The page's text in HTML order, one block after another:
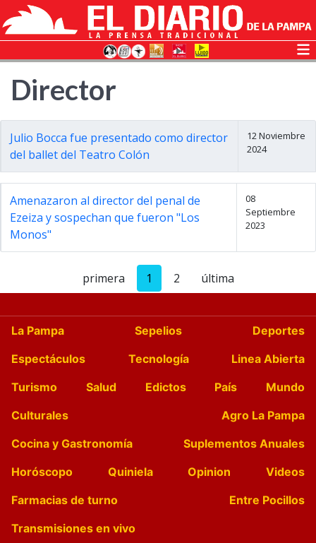
Director
Julio Bocca fue presentado como director
del ballet del Teatro Colón
12 Noviembre
2024
Amenazaron al director del penal de
Ezeiza y sospechan que fueron "Los
Monos"
08
Septiembre
2023
primera 1 2 última
La Pampa Sepelios
Deportes
Espectáculos
Tecnología
Linea Abierta
Turismo
Salud Edictos País
Mundo
Culturales
Agro La Pampa
Cocina y Gastronomía
Suplementos Anuales
Horóscopo
Quiniela Opinion
Videos
Farmacias de turno
Entre Pocillos
Transmisiones en vivo